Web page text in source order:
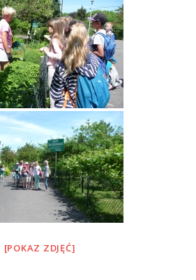
[POKAZ ZDJĘĆ]